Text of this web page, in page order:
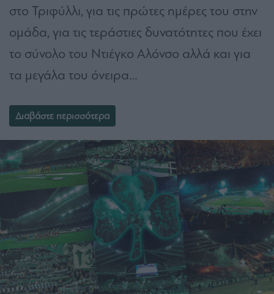
στο Τριφύλλι, για τις πρώτες ημέρες του στην
ομάδα, για τις τεράστιες δυνατότητες που έχει
το σύνολο του Ντιέγκο Αλόνσο αλλά και για
τα μεγάλα του όνειρα…
Διαβάστε περισσότερα